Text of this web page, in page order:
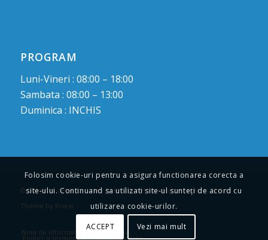
PROGRAM
Luni-Vineri : 08:00 – 18:00
Sambata : 08:00 – 13:00
Duminica : INCHIS
© Drepturi de autor -Hari Pet : Cabinet medical veterinar-Enfold
Theme by Kriesi
Nota de informare privind cookie
Politici si termeni de confidentialitate
Folosim cookie-uri pentru a asigura functionarea corecta a
site-ului. Continuand sa utilizati site-ul sunteți de acord cu
utilizarea cookie-urilor.
ACCEPT Vezi mai mult